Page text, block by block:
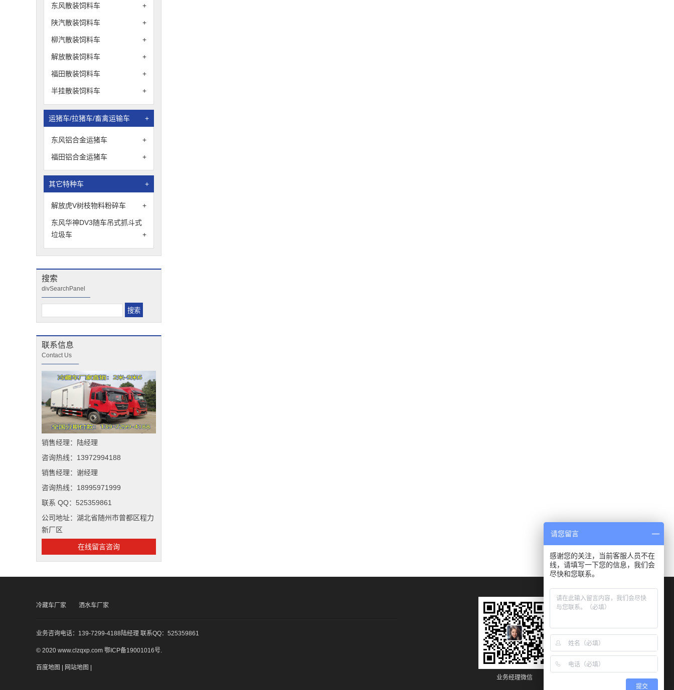
东风散装饲料车 +
陕汽散装饲料车 +
柳汽散装饲料车 +
解放散装饲料车 +
福田散装饲料车 +
半挂散装饲料车 +
运猪车/拉猪车/畜禽运输车 +
东风铝合金运猪车 +
福田铝合金运猪车 +
其它特种车 +
解放虎V树枝物料粉碎车 +
东风华神DV3随车吊式抓斗式
垃圾车
+
搜索
divSearchPanel
联系信息
Contact Us
销售经理：陆经理
咨询热线：13972994188
销售经理：谢经理
咨询热线：18995971999
联系 QQ：525359861
公司地址：湖北省随州市曾都区程力
新厂区
在线留言咨询
冷藏车厂家 洒水车厂家
业务咨询电话：139-7299-4188陆经理 联系QQ：525359861
© 2020 www.clzqxp.com 鄂ICP备19001016号
百度地图 | 网站地图 |
业务经理微信
请您留言
感谢您的关注，当前客服人员不在
线，请填写一下您的信息，我们会
尽快和您联系。
提交